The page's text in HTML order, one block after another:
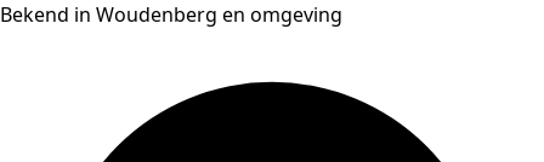
Bekend in Woudenberg en omgeving